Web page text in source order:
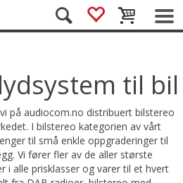
til bil
på audiocom.no distribuert bilstereo
I bilstereo kategorien av vårt
til små enkle oppgraderinger til
Vi fører fler av de aller største
i alle prisklasser og varer til et hvert